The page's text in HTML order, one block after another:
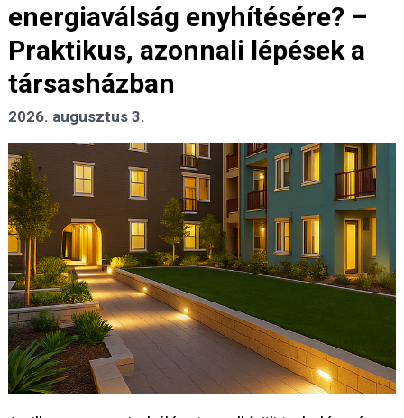
energiaválság enyhítésére? –
Praktikus, azonnali lépések a
társasházban
2026. augusztus 3.